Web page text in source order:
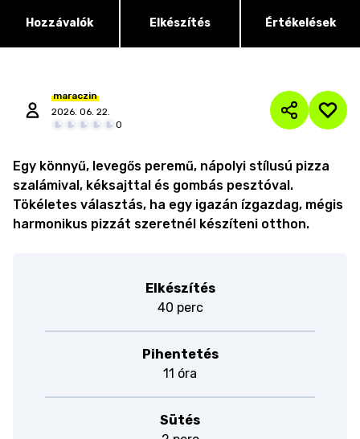
Hozzávalók Elkészítés Értékelések
maraczin
2026. 06. 22.
0
Egy könnyű, levegős peremű, nápolyi stílusú pizza
szalámival, kéksajttal és gombás pesztóval.
Tökéletes választás, ha egy igazán ízgazdag, mégis
harmonikus pizzát szeretnél készíteni otthon.
Elkészítés
40 perc
Pihentetés
11 óra
Sütés